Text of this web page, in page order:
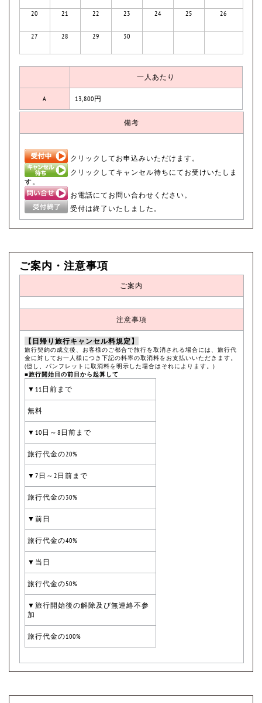
20 21 22 23 24 25 26
27 28 29 30
一人あたり
A 13,800円
備考
クリックしてお申込みいただけます。
クリックしてキャンセル待ちにてお受けいたしま
す。
お電話にてお問い合わせください。
受付は終了いたしました。
ご案内・注意事項
ご案内
注意事項
【日帰り旅行キャンセル料規定】
旅行契約の成立後、お客様のご都合で旅行を取消される場合には、旅行代
金に対してお一人様につき下記の料率の取消料をお支払いいただきます。
(但し、パンフレットに取消料を明示した場合はそれによります。)
■旅行開始日の前日から起算して
▼11日前まで
無料
▼10日～8日前まで
旅行代金の20%
▼7日～2日前まで
旅行代金の30%
▼前日
旅行代金の40%
▼当日
旅行代金の50%
▼旅行開始後の解除及び無連絡不参
加
旅行代金の100%